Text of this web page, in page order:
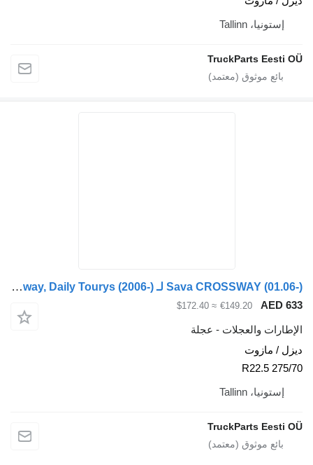
TruckParts
Sava CROSSWAY (01.06-) لـ Irisbus Arway, Crossway, Crealis, Magelys, Proway, Daily Tourys (2006-)
€149.20
≈ $172.40
والعجلات - عجلة
TruckParts